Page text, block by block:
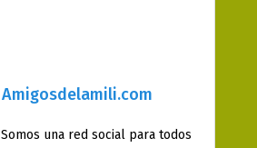
Amigosdelamili.com
Somos una red social para todos